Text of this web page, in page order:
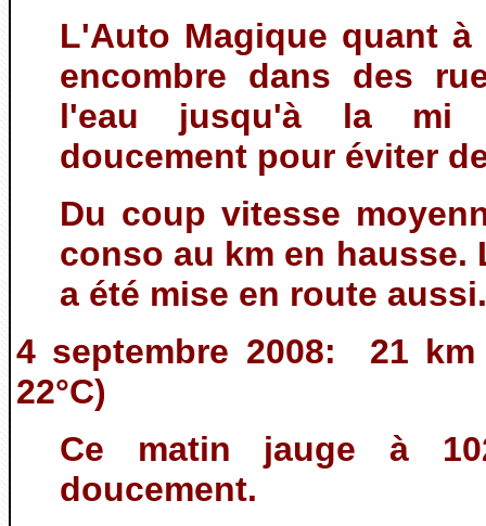
L'Auto Magique quant
encombre dans des
l'eau jusqu'à la mi
doucement pour éviter
Du coup vitesse
conso au km en
a été mise en route aussi.
4 septembre 2008: 21
22°C)
Ce matin jauge à
doucement.